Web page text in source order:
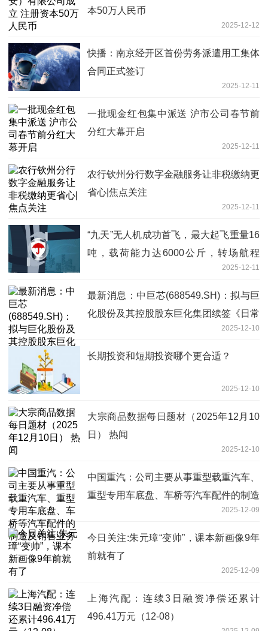
本50万人民币
2025-12-12
快播：南京经开区首份劳务派遣用工集体
合同正式签订
2025-12-11
一批现金红包集中派送 沪市公司春节前
分红大幕开启
2025-12-11
农行钦州分行数字金融服务让非税缴纳更
省心|焦点关注
2025-12-11
“九天”无人机成功首飞，最大起飞重量16
吨，载荷能力达6000公斤，转场航程
2025-12-11
最新消息：中巨芯(688549.SH)：拟与巨
化股份及其控股股东巨化集团续签《日常
2025-12-10
长期投资和短期投资哪个更合适？
2025-12-10
大宗商品数据每日题材（2025年12月10
日）​ 热闻
2025-12-10
中国重汽：公司主要从事重型载重汽车、
重型专用车底盘、车桥等汽车配件的制造
2025-12-09
今日关注:朱元璋“变帅”，课本新画像9年
前就有了
2025-12-09
上海汽配：连续3日融资净偿还累计
496.41万元（12-08）